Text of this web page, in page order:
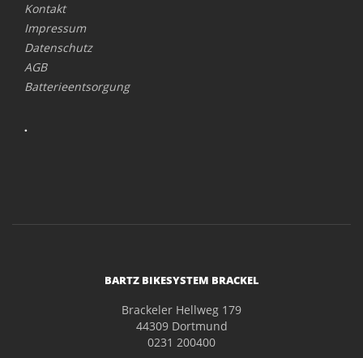
Kontakt
Impressum
Datenschutz
AGB
Batterieentsorgung
.
BARTZ BIKESYSTEM BRACKEL
Brackeler Hellweg 179
44309 Dortmund
0231 200400